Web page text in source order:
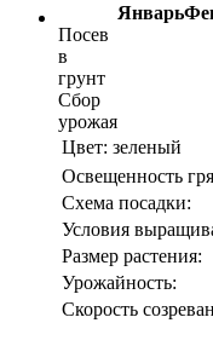
Январь
Посев
в
грунт
Сбор
урожая
Цвет: зеленый
Освещенность
Схема посадки:
Условия
Размер растения:
Урожайность:
Скорость